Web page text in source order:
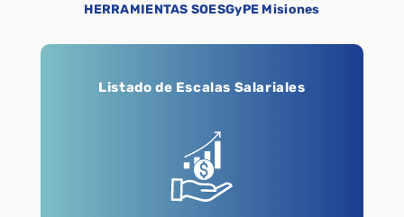
HERRAMIENTAS SOESGyPE Misiones
Listado de Escalas Salariales